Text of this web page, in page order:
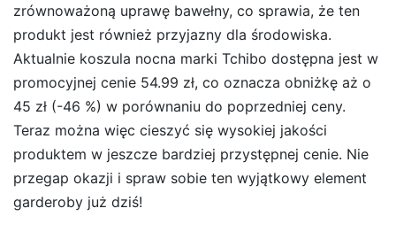
zrównoważoną uprawę bawełny, co sprawia, że ten
produkt jest również przyjazny dla środowiska.
Aktualnie koszula nocna marki Tchibo dostępna jest w
promocyjnej cenie 54.99 zł, co oznacza obniżkę aż o
45 zł (-46 %) w porównaniu do poprzedniej ceny.
Teraz można więc cieszyć się wysokiej jakości
produktem w jeszcze bardziej przystępnej cenie. Nie
przegap okazji i spraw sobie ten wyjątkowy element
garderoby już dziś!